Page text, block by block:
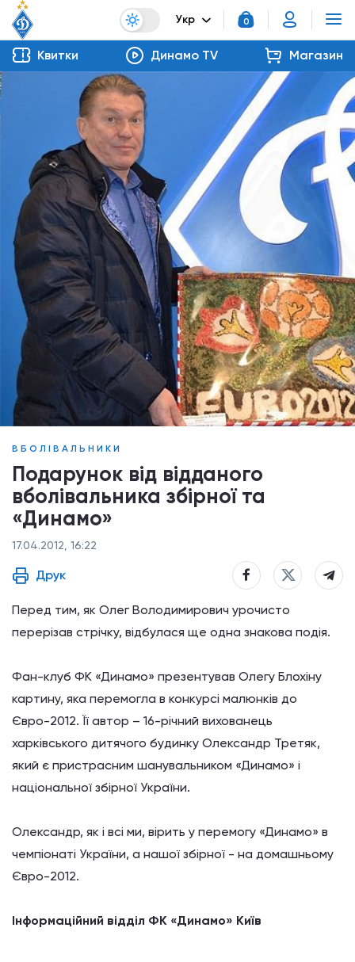
Укр 0
Квитки Динамо TV Магазин
ВБОЛІВАЛЬНИКИ
Подарунок від відданого
вболівальника збірної та
«Динамо»
17.04.2012, 16:22
Друк
Перед тим, як Олег Володимирович урочисто
перерізав стрічку, відбулася ще одна знакова подія.
Фан-клуб ФК «Динамо» презентував Олегу Блохіну
картину, яка перемогла в конкурсі малюнків до
Євро-2012. Її автор – 16-річний вихованець
харківського дитячого будинку Олександр Третяк,
який є пристрасним шанувальником «Динамо» і
національної збірної України.
Олександр, як і всі ми, вірить у перемогу «Динамо» в
чемпіонаті України, а нашої збірної - на домашньому
Євро-2012.
Інформаційний відділ ФК «Динамо» Київ